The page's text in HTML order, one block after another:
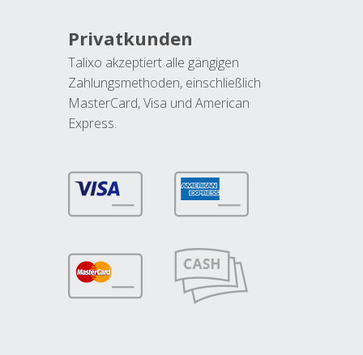
Privatkunden
Talixo akzeptiert alle gängigen
Zahlungsmethoden, einschließlich
MasterCard, Visa und American
Express.